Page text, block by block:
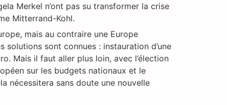
Merkel n’ont pas su transformer la crise
Mitterrand-Kohl.
mais au contraire une Europe
sont connues : instauration d’une
Mais il faut aller plus loin, avec l’élection
sur les budgets nationaux et le
nécessitera sans doute une nouvelle